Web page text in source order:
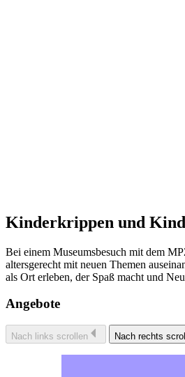
Kinderkrippen und
Bei einem Museumsbesuch mit dem
altersgerecht mit neuen Themen
als Ort erleben, der Spaß macht und
Angebote
Nach links scrollen Nach rechts